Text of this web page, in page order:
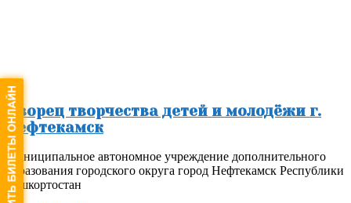
Дворец творчества детей и молодёжи г.
Нефтекамск
Муниципальное автономное учреждение дополнительного
образования городского округа город Нефтекамск Республики
Башкортостан